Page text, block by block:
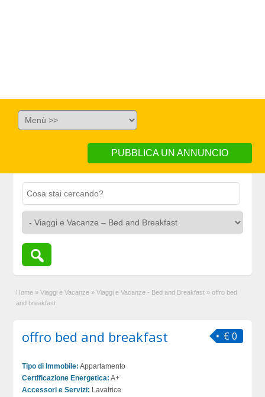
PUBBLICA UN ANNUNCIO
Home » Viaggi e Vacanze » Viaggi e Vacanze - Bed and Breakfast » offro bed
and breakfast
€ 0
offro bed and breakfast
Tipo di Immobile: Appartamento
Certificazione Energetica: A+
Accessori e Servizi: Lavatrice